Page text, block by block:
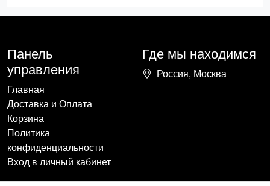
Панель
управления
Главная
Доставка и Оплата
Корзина
Политика
конфиденциальности
Вход в личный кабинет
Где мы находимся
Россия, Москва